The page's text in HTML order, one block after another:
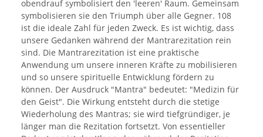
obendrauf symbolisiert den 'leeren' Raum. Gemeinsam
symbolisieren sie den Triumph über alle Gegner. 108
ist die ideale Zahl für jeden Zweck. Es ist wichtig, dass
unsere Gedanken während der Mantrarezitation rein
sind. Die Mantrarezitation ist eine praktische
Anwendung um unsere inneren Kräfte zu mobilisieren
und so unsere spirituelle Entwicklung fördern zu
können. Der Ausdruck "Mantra" bedeutet: "Medizin für
den Geist". Die Wirkung entsteht durch die stetige
Wiederholung des Mantras; sie wird tiefgründiger, je
länger man die Rezitation fortsetzt. Von essentieller